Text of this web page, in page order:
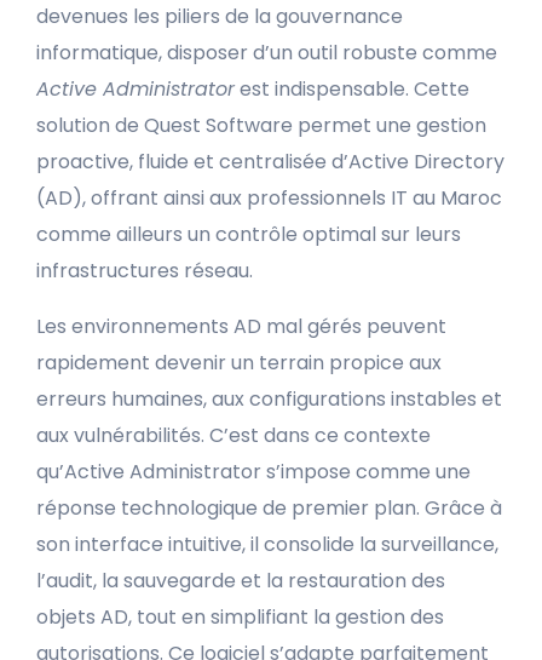
devenues les piliers de la gouvernance
informatique, disposer d’un outil robuste comme
Active Administratorest indispensable. Cette
solution de Quest Software permet une gestion
proactive, fluide et centralisée d’Active Directory
(AD), offrant ainsi aux professionnels IT au Maroc
comme ailleurs un contrôle optimal sur leurs
infrastructures réseau.
Les environnements AD mal gérés peuvent
rapidement devenir un terrain propice aux
erreurs humaines, aux configurations instables et
aux vulnérabilités. C’est dans ce contexte
qu’Active Administrator s’impose comme une
réponse technologique de premier plan. Grâce à
son interface intuitive, il consolide la surveillance,
l’audit, la sauvegarde et la restauration des
objets AD, tout en simplifiant la gestion des
autorisations. Ce logiciel s’adapte parfaitement